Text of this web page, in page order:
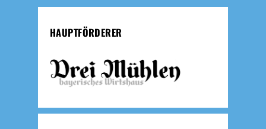
HAUPTFÖRDERER